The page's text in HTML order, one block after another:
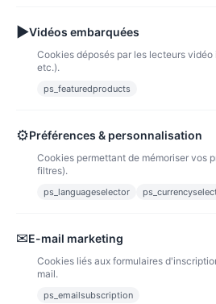
🎀 Sac de Noël personnalisé Barbie
INFORMATION
Nous contacter
Suivez-nous
▶Vidéos embarquées
Cookies déposés par les lecteurs vidéo
etc.).
ps_featuredproducts
⚙Préférences & personnalisation
Cookies permettant de mémoriser vos
filtres).
ps_languageselector
✉E-mail marketing
Cookies liés aux formulaires
mail.
ps_emailsubscription